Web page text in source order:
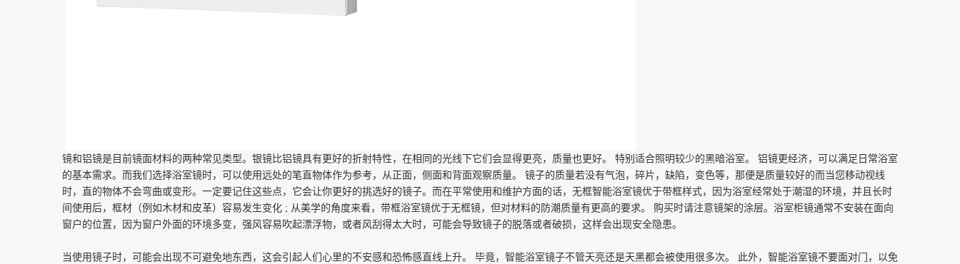
镜和铝镜是目前镜面材料的两种常见类型。银镜比铝镜具有更好的折射特性，在相同的光线下它们会显得更亮，质量也更好。 特别适合照明较少的黑暗浴室。
铝镜更经济，可以满足日常浴室
的基本需求。而我们选择浴室镜时，可以使用远处的笔直物体作为参考，从正面，侧面和背面观察质量。
镜子的质量若没有气泡，碎片，缺陷，变色等，那便是质量较好的而当您移动视线
时，直的物体不会弯曲或变形。一定要记住这些点，它会让你更好的挑选好的镜子。而在平常使用和维护方面的话，无框智能浴室镜优于带框样式，因为浴室经常处于潮湿的环境，并且长时
间使用后，框材（例如木材和皮革）容易发生变化 ; 从美学的角度来看，带框浴室镜优于无框镜，但对材料的防潮质量有更高的要求。 购买时请注意镜架的涂层。浴室柜镜通常不安装在面向
窗户的位置，因为窗户外面的环境多变，强风容易吹起漂浮物，或者风刮得太大时，可能会导致镜子的脱落或者破损，这样会出现安全隐患。
当使用镜子时，可能会出现不可避免地东西，这会引起人们心里的不安感和恐怖感直线上升。 毕竟，智能浴室镜子不管天亮还是天黑都会被使用很多次。
此外，智能浴室镜不要面对门，以免